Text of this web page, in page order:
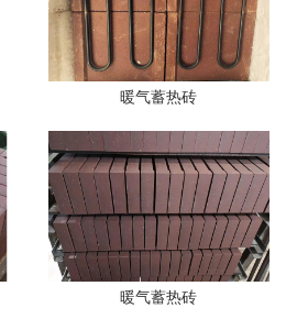
暖气蓄热砖
暖气蓄热砖